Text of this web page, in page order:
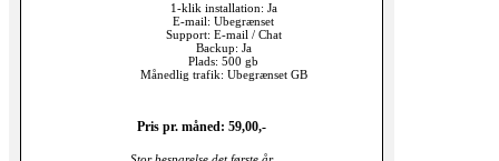
1-klik installation: Ja
E-mail: Ubegrænset
Support: E-mail / Chat
Backup: Ja
Plads: 500 gb
Månedlig trafik: Ubegrænset GB
Pris pr. måned: 59,00,-